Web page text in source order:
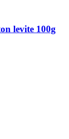
levite 100g